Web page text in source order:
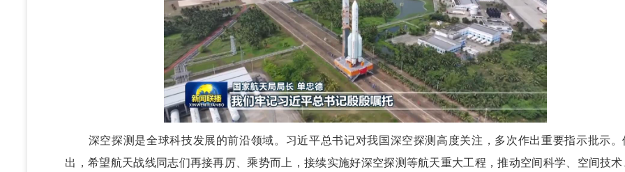
深空探测是全球科技发展的前沿领域。习近平总书记对我国深空探测高度关注，多次作出重要指示批示。
出，希望航天战线同志们再接再厉、乘势而上，接续实施好深空探测等航天重大工程，推动空间科学、空间技术